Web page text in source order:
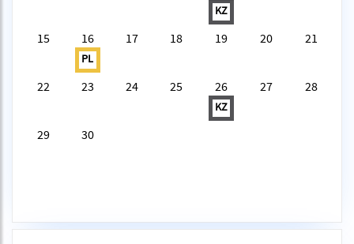
KZ
15 16
PL
17 18 19 20 21
22 23 24 25 26
KZ
27 28
29 30